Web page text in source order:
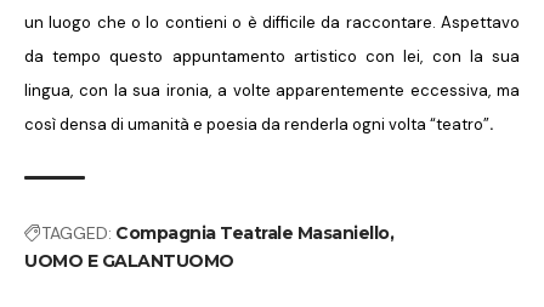
un luogo che o lo contieni o è difficile da raccontare. Aspettavo
da tempo questo appuntamento artistico con lei, con la sua
lingua, con la sua ironia, a volte apparentemente eccessiva, ma
così densa di umanità e poesia da renderla ogni volta “teatro”.
TAGGED: Compagnia Teatrale Masaniello
UOMO E GALANTUOMO